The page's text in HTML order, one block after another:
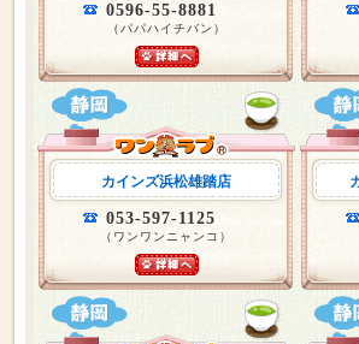
0596-55-8881
（パパハイチバン）
カインズ浜松雄踏店
053-597-1125
（ワンワンニャンコ）